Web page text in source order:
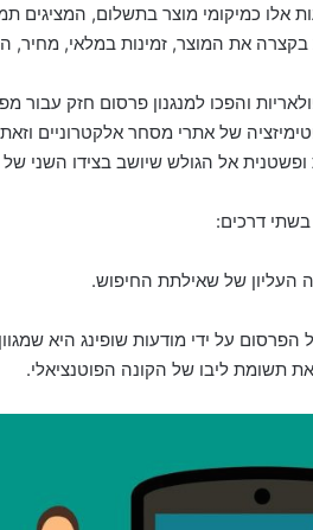
כמיקומי מוצר בתשלום, המציגים
את המוצר, זמינות במלאי, מחיר,
והפכו למנגנון פרסום חזק
של אתרי מסחר אלקטרוניים
ופשטנית אל הגולש שיושב בצידו השני
דרכים:
על ידי מודעות שופינג היא
תשומת ליבו של הקונה הפוטנציאלי.